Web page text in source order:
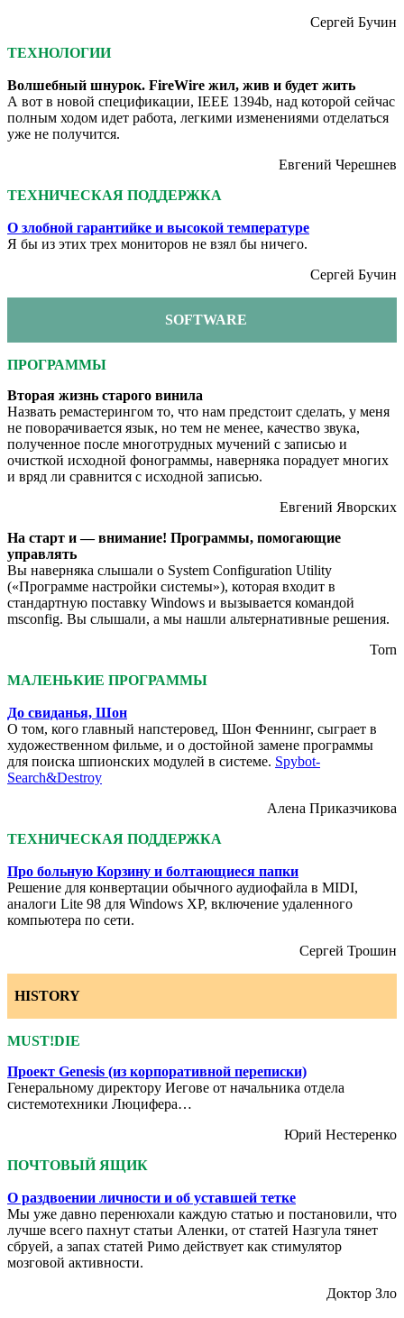
Сергей Бучин
ТЕХНОЛОГИИ
Волшебный шнурок. FireWire жил, жив и будет жить
А вот в новой спецификации, IEEE 1394b, над которой сейчас
полным ходом идет работа, легкими изменениями отделаться
уже не получится.
Евгений Черешнев
ТЕХНИЧЕСКАЯ ПОДДЕРЖКА
О злобной гарантийке и высокой температуре
Я бы из этих трех мониторов не взял бы ничего.
Сергей Бучин
SOFTWARE
ПРОГРАММЫ
Вторая жизнь старого винила
Назвать ремастерингом то, что нам предстоит сделать, у меня
не поворачивается язык, но тем не менее, качество звука,
полученное после многотрудных мучений с записью и
очисткой исходной фонограммы, наверняка порадует многих
и вряд ли сравнится с исходной записью.
Евгений Яворских
На старт и — внимание! Программы, помогающие
управлять
Вы наверняка слышали о System Configuration Utility
(«Программе настройки системы»), которая входит в
стандартную поставку Windows и вызывается командой
msconfig. Вы слышали, а мы нашли альтернативные решения.
Torn
МАЛЕНЬКИЕ ПРОГРАММЫ
До свиданья, Шон
О том, кого главный напстеровед, Шон Феннинг, сыграет в
художественном фильме, и о достойной замене программы
для поиска шпионских модулей в системе. Spybot-
Search&Destroy
Алена Приказчикова
ТЕХНИЧЕСКАЯ ПОДДЕРЖКА
Про больную Корзину и болтающиеся папки
Решение для конвертации обычного аудиофайла в MIDI,
аналоги Lite 98 для Windows XP, включение удаленного
компьютера по сети.
Сергей Трошин
HISTORY
MUST!DIE
Проект Genesis (из корпоративной переписки)
Генеральному директору Иегове от начальника отдела
системотехники Люцифера…
Юрий Нестеренко
ПОЧТОВЫЙ ЯЩИК
О раздвоении личности и об уставшей тетке
Мы уже давно перенюхали каждую статью и постановили, что
лучше всего пахнут статьи Аленки, от статей Назгула тянет
сбруей, а запах статей Римо действует как стимулятор
мозговой активности.
Доктор Зло